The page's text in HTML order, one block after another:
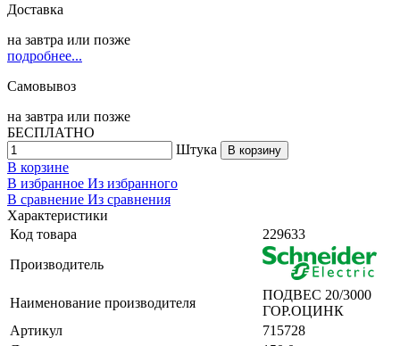
Доставка
на завтра или позже
подробнее...
Самовывоз
на завтра или позже
БЕСПЛАТНО
Штука
В корзину
В корзине
В избранное Из избранного
В сравнение Из сравнения
Характеристики
Код товара
229633
Производитель
Наименование производителя
ПОДВЕС 20/3000
ГОР.ОЦИНК
Артикул
715728